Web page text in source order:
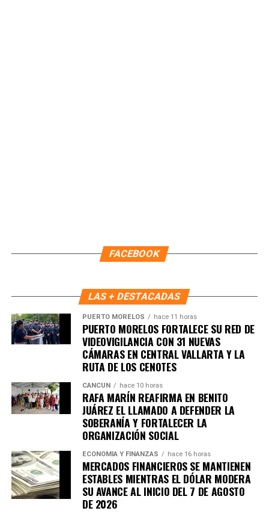
Por su parte, la directora general de la FPMC,Juanita
Alonso Marrufo, señaló que esta iniciativa se suma a las
FACEBOOK
LAS + DESTACADAS
PUERTO MORELOS hace 11 horas
PUERTO MORELOS FORTALECE SU RED DE
VIDEOVIGILANCIA CON 31 NUEVAS
CÁMARAS EN CENTRAL VALLARTA Y LA
RUTA DE LOS CENOTES
CANCÚN hace 10 horas
RAFA MARÍN REAFIRMA EN BENITO
JUÁREZ EL LLAMADO A DEFENDER LA
SOBERANÍA Y FORTALECER LA
ORGANIZACIÓN SOCIAL
ECONOMÍA Y FINANZAS hace 16 horas
MERCADOS FINANCIEROS SE MANTIENEN
ESTABLES MIENTRAS EL DÓLAR MODERA
SU AVANCE AL INICIO DEL 7 DE AGOSTO
DE 2026